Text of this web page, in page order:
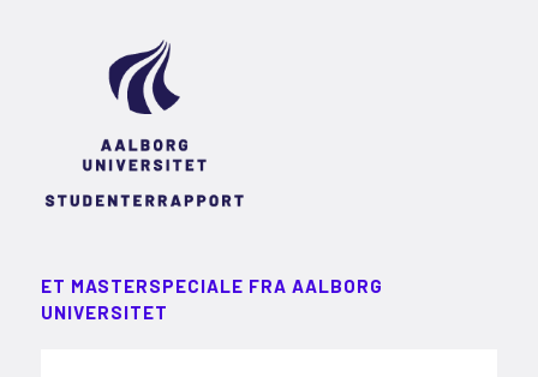
ET MASTERSPECIALE FRA AALBORG
UNIVERSITET